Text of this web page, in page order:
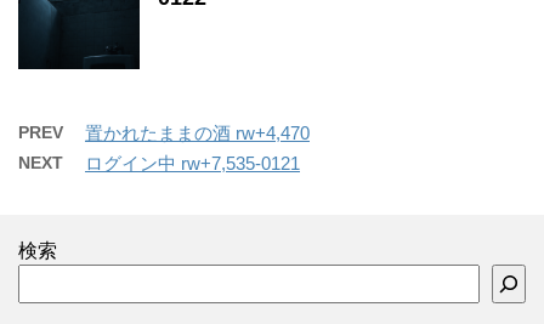
PREV 置かれたままの酒 rw+4,470
NEXT ログイン中 rw+7,535-0121
検索